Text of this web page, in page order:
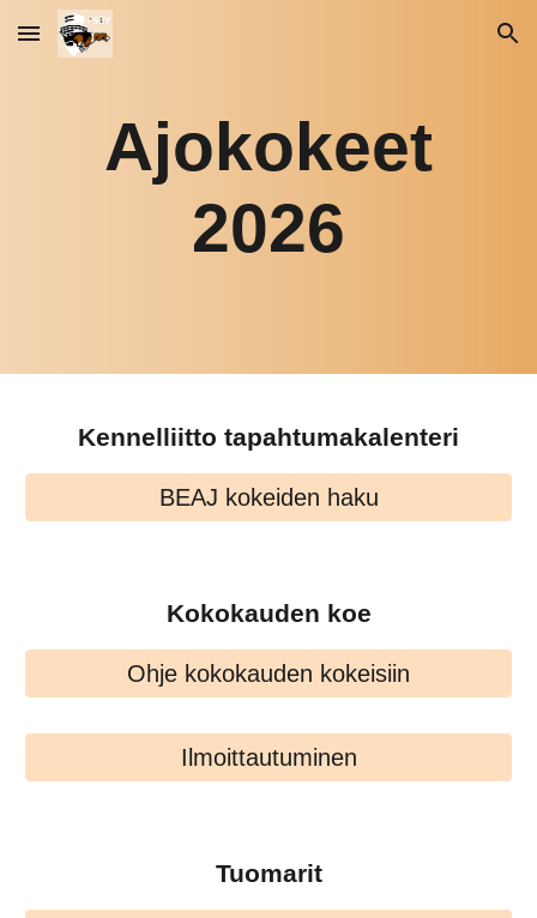
Skip to main content Skip to navigation
Ajokokeet
2026
Kennelliitto tapahtumakalenteri
BEAJ kokeiden haku
Kokokauden koe
Ohje kokokauden kokeisiin
Ilmoittautuminen
Tuomarit